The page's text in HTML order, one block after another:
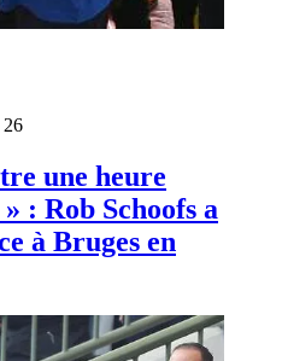
26
une heure
: Rob Schoofs a
à Bruges en